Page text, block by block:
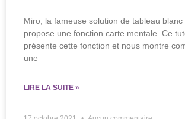
Miro, la fameuse solution de tableau
propose une fonction carte mentale. Ce
présente cette fonction et nous montre
une
LIRE LA SUITE »